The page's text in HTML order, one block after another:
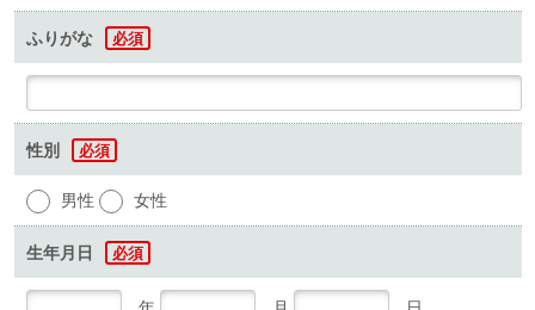
ふりがな 必須
性別 必須
男性 女性
生年月日 必須